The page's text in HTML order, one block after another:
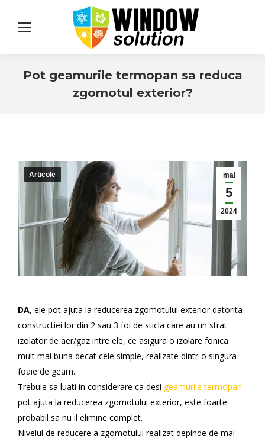
Pot geamurile termopan sa reduca
zgomotul exterior?
mai
5
2024
Articole
DA, ele pot ajuta la reducerea zgomotului exterior datorita
constructiei lor din 2 sau 3 foi de sticla care au un strat
izolator de aer/gaz intre ele, ce asigura o izolare fonica
mult mai buna decat cele simple, realizate dintr-o singura
foaie de geam.
Trebuie sa luati in considerare ca desi geamurile termopan
pot ajuta la reducerea zgomotului exterior, este foarte
probabil sa nu il elimine complet.
Nivelul de reducere a zgomotului realizat depinde de mai